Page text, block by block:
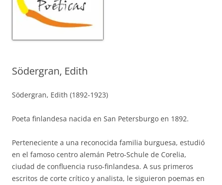
Södergran, Edith
Södergran, Edith (1892-1923)
Poeta finlandesa nacida en San Petersburgo en 1892.
Perteneciente a una reconocida familia burguesa, estudió
en el famoso centro alemán Petro-Schule de Corelia,
ciudad de confluencia ruso-finlandesa. A sus primeros
escritos de corte crítico y analista, le siguieron poemas en